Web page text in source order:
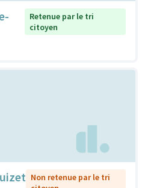
Retenue par le tri
citoyen
Non retenue par le tri